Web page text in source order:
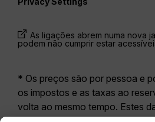
As ligações abrem numa nova
podem não cumprir estar
* Os preços são por pessoa e
os impostos e as taxas ao
volta ao mesmo tempo. Estes